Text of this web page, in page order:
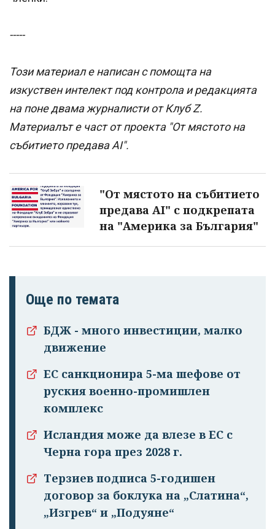
-----
Този материал е написан с помощта на
изкуствен интелект под контрола и редакцията
на поне двама журналисти от Клуб Z.
Материалът е част от проекта "От мястото на
събитието предава AI".
"От мястото на събитието
предава AI" с подкрепата
на "Америка за България"
Още по темата
БДЖ - много инвестиции, малко
движение
ЕС санкционира 5-ма шефове от
руския военно-промишлен
комплекс
Исландия може да влезе в ЕС с
Черна гора през 2028 г.
Терзиев подписа 5-годишен
договор за боклука на „Слатина“,
„Изгрев“ и „Подуяне“